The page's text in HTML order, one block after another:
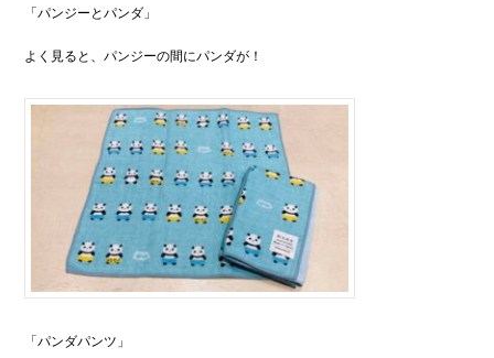
「パンジーとパンダ」
よく見ると、パンジーの間にパンダが！
「パンダパンツ」